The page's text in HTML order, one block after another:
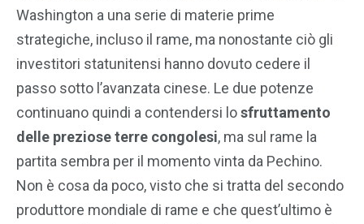
Washington a una serie di materie prime
strategiche, incluso il rame, ma nonostante ciò gli
investitori statunitensi hanno dovuto cedere il
passo sotto l’avanzata cinese. Le due potenze
continuano quindi a contendersi losfruttamento
delle preziose terre congolesi, ma sul rame la
partita sembra per il momento vinta da Pechino.
Non è cosa da poco, visto che si tratta del secondo
produttore mondiale di rame e che quest’ultimo è